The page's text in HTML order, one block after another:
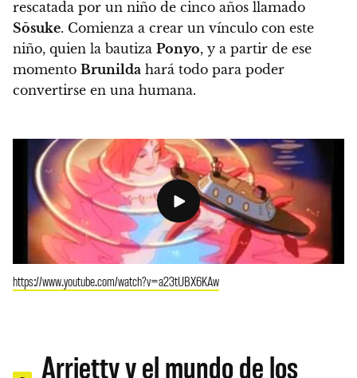
rescatada por un niño de cinco años llamado
Sōsuke. Comienza a crear un vínculo con este
niño, quien la bautiza Ponyo, y a partir de ese
momento Brunilda hará todo para poder
convertirse en una humana.
https://www.youtube.com/watch?v=a23tUBX6KAw
Arrietty y el mundo de los